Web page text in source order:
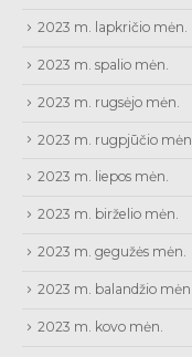
2023 m. lapkričio mėn.
2023 m. spalio mėn.
2023 m. rugsėjo mėn.
2023 m. rugpjūčio mėn.
2023 m. liepos mėn.
2023 m. birželio mėn.
2023 m. gegužės mėn.
2023 m. balandžio mėn.
2023 m. kovo mėn.